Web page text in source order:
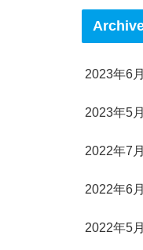
2023年6月
2023年5月
2022年7月
2022年6月
2022年5月